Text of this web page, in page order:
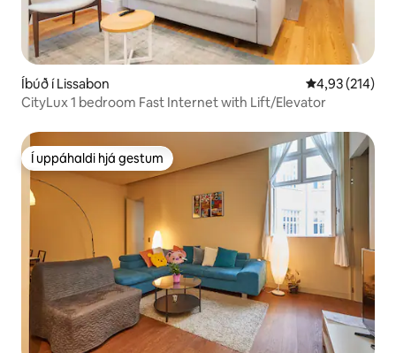
Íbúð í Lissabon 4,93 af 5 í
4,93 (214)
CityLux 1 bedroom Fast Internet with Lift/Elevator
Í uppáhaldi hjá gestum
Í uppáhaldi hjá gestum